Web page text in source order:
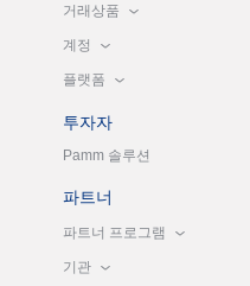
거래상품
계정
플랫폼
투자자
Pamm 솔루션
파트너
파트너 프로그램
기관